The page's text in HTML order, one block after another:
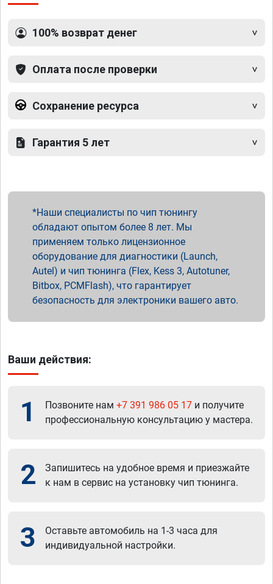
100% возврат денег
Оплата после проверки
Сохранение ресурса
Гарантия 5 лет
Наши специалисты по чип тюнингу
обладают опытом более 8 лет. Мы
применяем только лицензионное
оборудование для диагностики (Launch,
Autel) и чип тюнинга (Flex, Kess 3, Autotuner,
Bitbox, PCMFlash), что гарантирует
безопасность для электроники вашего авто.
Ваши действия:
1 Позвоните нам +7 391 986 05 17 и получите
профессиональную консультацию у мастера.
2
Запишитесь на удобное время и приезжайте
к нам в сервис на установку чип тюнинга.
3
Оставьте автомобиль на 1-3 часа для
индивидуальной настройки.